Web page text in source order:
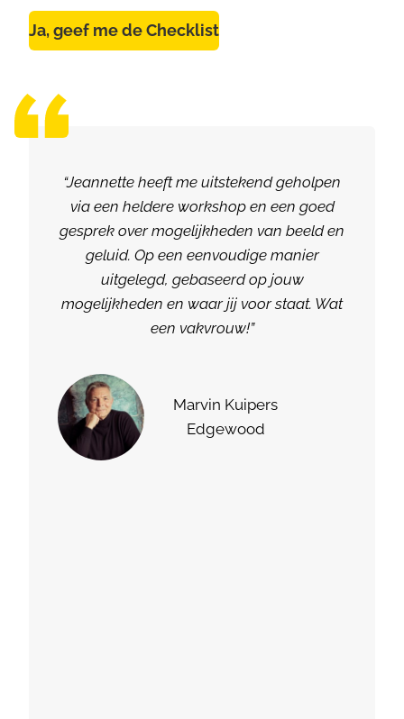
Ja, geef me de Checklist
“Jeannette heeft me uitstekend geholpen
via een heldere workshop en een goed
gesprek over mogelijkheden van beeld en
geluid. Op een eenvoudige manier
uitgelegd, gebaseerd op jouw
mogelijkheden en waar jij voor staat. Wat
een vakvrouw!”
Marvin Kuipers
Edgewood